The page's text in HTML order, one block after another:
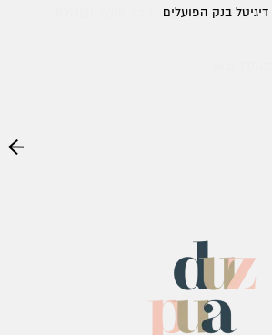
בנק הפועלים